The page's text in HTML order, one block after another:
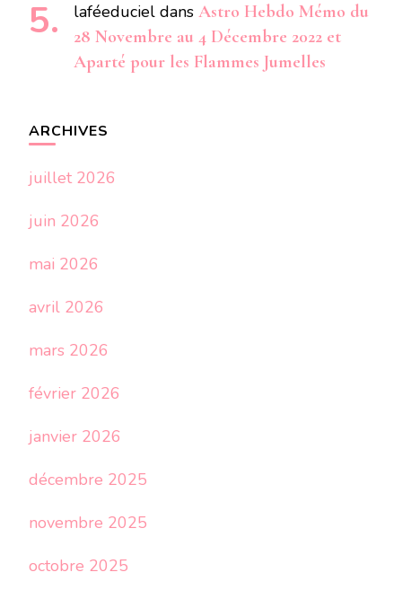
laféeduciel dans Astro Hebdo Mémo du
28 Novembre au 4 Décembre 2022 et
Aparté pour les Flammes Jumelles
ARCHIVES
juillet 2026
juin 2026
mai 2026
avril 2026
mars 2026
février 2026
janvier 2026
décembre 2025
novembre 2025
octobre 2025